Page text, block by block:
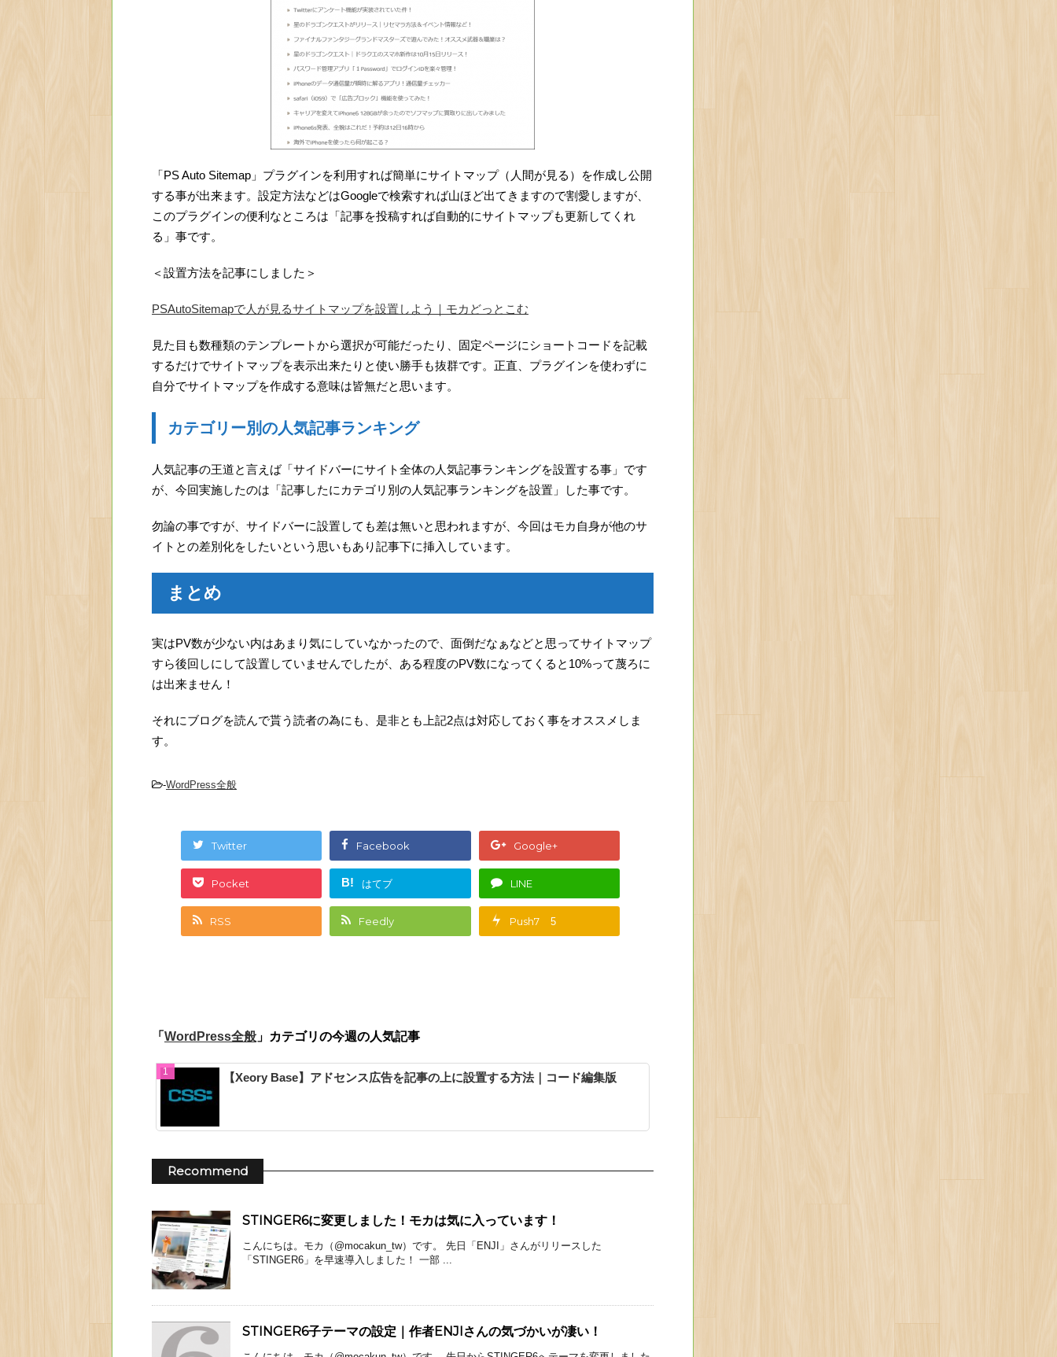
「PS Auto Sitemap」プラグインを利用すれば簡単にサイトマップ（人間が見る）を作成し公開
する事が出来ます。設定方法などはGoogleで検索すれば山ほど出てきますので割愛しますが、
このプラグインの便利なところは「記事を投稿すれば自動的にサイトマップも更新してくれ
る」事です。
＜設置方法を記事にしました＞
PSAutoSitemapで人が見るサイトマップを設置しよう｜モカどっとこむ
見た目も数種類のテンプレートから選択が可能だったり、固定ページにショートコードを記載
するだけでサイトマップを表示出来たりと使い勝手も抜群です。正直、プラグインを使わずに
自分でサイトマップを作成する意味は皆無だと思います。
カテゴリー別の人気記事ランキング
人気記事の王道と言えば「サイドバーにサイト全体の人気記事ランキングを設置する事」です
が、今回実施したのは「記事したにカテゴリ別の人気記事ランキングを設置」した事です。
勿論の事ですが、サイドバーに設置しても差は無いと思われますが、今回はモカ自身が他のサ
イトとの差別化をしたいという思いもあり記事下に挿入しています。
まとめ
実はPV数が少ない内はあまり気にしていなかったので、面倒だなぁなどと思ってサイトマップ
すら後回しにして設置していませんでしたが、ある程度のPV数になってくると10%って蔑ろに
は出来ません！
それにブログを読んで貰う読者の為にも、是非とも上記2点は対応しておく事をオススメしま
す。
-WordPress全般
Twitter Facebook Google+
Pocket B! はてブ LINE
RSS Feedly Push7 5
「WordPress全般 」カテゴリの今週の人気記事
【Xeory Base】アドセンス広告を記事の上に設置する方法｜コード編集版
Recommend
STINGER6に変更しました！モカは気に入っています！
こんにちは。モカ（@mocakun_tw）です。 先日「ENJI」さんがリリースした
「STINGER6」を早速導入しました！ 一部 ...
STINGER6子テーマの設定｜作者ENJIさんの気づかいが凄い！